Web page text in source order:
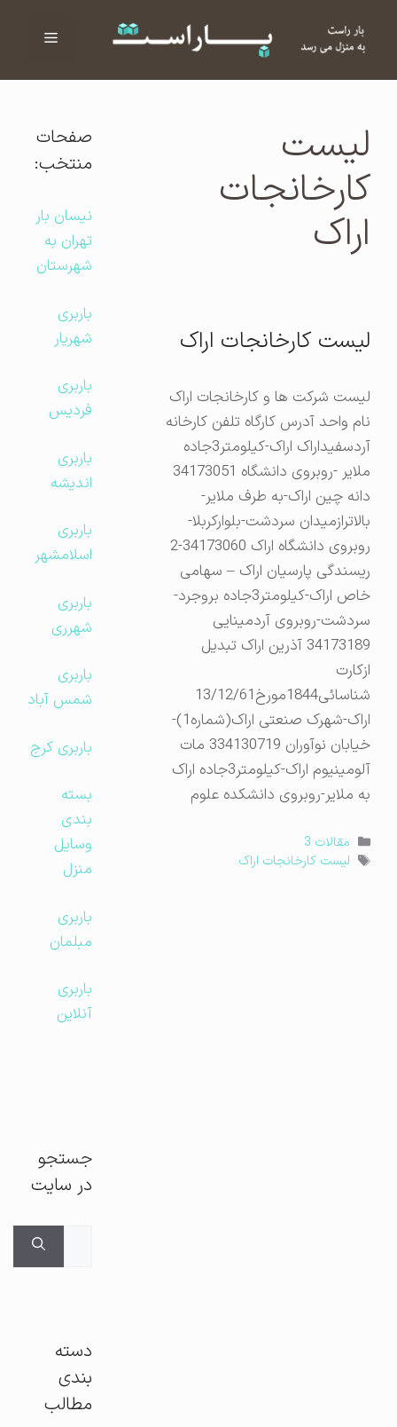
فهرست
لیست
کارخانجات
اراک
لیست کارخانجات اراک
لیست شرکت ها و کارخانجات اراک
نام واحد آدرس کارگاه تلفن کارخانه
آردسفیداراک اراک-کیلومتر3جاده
ملایر -روبروی دانشگاه 34173051
دانه چین اراک-به طرف ملایر-
بالاترازمیدان سردشت-بلوارکربلا-
روبروی دانشگاه اراک 34173060-2
ریسندگی پارسیان اراک – سهامی
خاص اراک-کیلومتر3جاده بروجرد-
سردشت-روبروی آردمینایی
34173189 آذرین اراک تبدیل
ازکارت
شناسائی1844مورخ13/12/61
اراک-شهرک صنعتی اراک(شماره1)-
خیابان نوآوران 334130719 مات
آلومینیوم اراک-کیلومتر3جاده اراک
به ملایر-روبروی دانشکده علوم
دسته‌ها
مقالات 3
برچسب‌ها
لیست کارخانجات اراک
صفحات
منتخب:
نیسان بار
تهران به
شهرستان
باربری
شهریار
باربری
فردیس
باربری
اندیشه
باربری
اسلامشهر
باربری
شهرری
باربری
شمس آباد
باربری کرج
بسته
بندی
وسایل
منزل
باربری
مبلمان
باربری
آنلاین
جستجو
در سایت
دسته
بندی
مطالب